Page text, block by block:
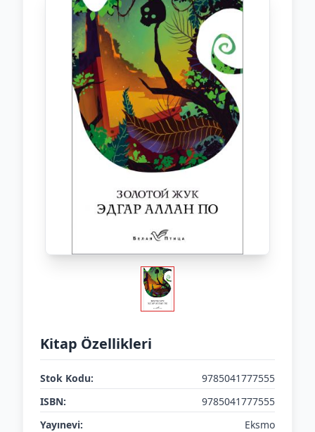
Kitap Özellikleri
Stok Kodu:
9785041777555
ISBN:
9785041777555
Yayınevi:
Eksmo